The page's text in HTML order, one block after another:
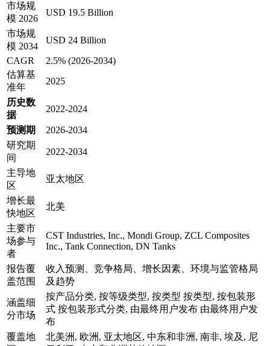
市场规
模 2026
USD 19.5 Billion
市场规
模 2034
USD 24 Billion
CAGR
2.5% (2026-2034)
估算基
准年
2025
历史数
据
2022-2024
预测期
2026-2034
研究期
间
2022-2034
主导地
区
亚太地区
增长最
快地区
北美
主要市
场参与
者
CST Industries, Inc., Mondi Group, ZCL Composites
Inc., Tank Connection, DN Tanks
报告覆
盖范围
收入预测、竞争格局、增长因素、环境与监管格局
及趋势
涵盖细
分市场
按产品分类, 按等级类型, 按类型 按类型, 按包装形
式 按包装形式分类, 由最终用户发布 由最终用户发
布
覆盖地
北美洲, 欧洲, 亚太地区, 中东和非洲, 南非, 埃及, 尼